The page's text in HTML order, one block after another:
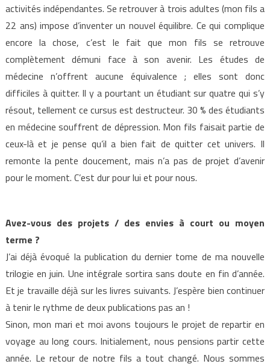
activités indépendantes. Se retrouver à trois adultes (mon fils a
22 ans) impose d’inventer un nouvel équilibre. Ce qui complique
encore la chose, c’est le fait que mon fils se retrouve
complètement démuni face à son avenir. Les études de
médecine n’offrent aucune équivalence ; elles sont donc
difficiles à quitter. Il y a pourtant un étudiant sur quatre qui s’y
résout, tellement ce cursus est destructeur. 30 % des étudiants
en médecine souffrent de dépression. Mon fils faisait partie de
ceux-là et je pense qu’il a bien fait de quitter cet univers. Il
remonte la pente doucement, mais n’a pas de projet d’avenir
pour le moment. C’est dur pour lui et pour nous.
Avez-vous des projets / des envies à court ou moyen
terme ?
J’ai déjà évoqué la publication du dernier tome de ma nouvelle
trilogie en juin. Une intégrale sortira sans doute en fin d’année.
Et je travaille déjà sur les livres suivants. J’espère bien continuer
à tenir le rythme de deux publications pas an !
Sinon, mon mari et moi avons toujours le projet de repartir en
voyage au long cours. Initialement, nous pensions partir cette
année. Le retour de notre fils a tout changé. Nous sommes